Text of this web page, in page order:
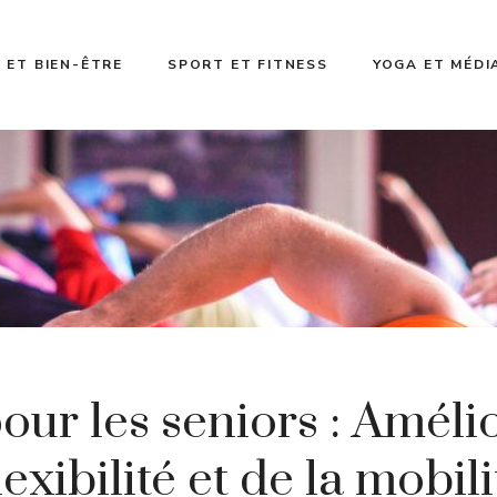
ET BIEN-ÊTRE SPORT ET FITNESS YOGA ET
les seniors :
et de la